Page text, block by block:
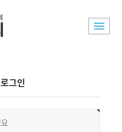
Toggle
로그인